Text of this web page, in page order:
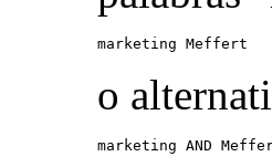
marketing Meffert
o
marketing AND